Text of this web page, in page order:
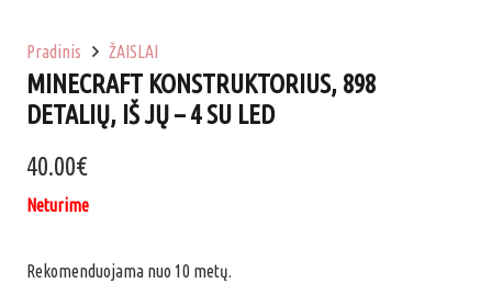
Pradinis ŽAISLAI
MINECRAFT KONSTRUKTORIUS, 898
DETALIŲ, IŠ JŲ – 4 SU LED
40.00€
Neturime
Rekomenduojama nuo 10 metų.